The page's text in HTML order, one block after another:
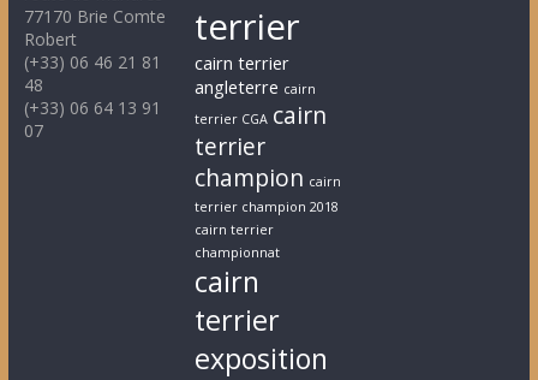
77170 Brie Comte
Robert
(+33) 06 46 21 81
48
(+33) 06 64 13 91
07
terrier
cairn terrier
angleterre cairn
terrier CGA cairn
terrier
champion cairn
terrier champion 2018
cairn terrier
championnat
cairn
terrier
exposition